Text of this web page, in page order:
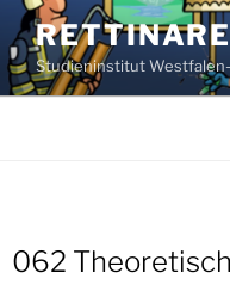
Zum
Inhalt
springenStudieninstitut
062